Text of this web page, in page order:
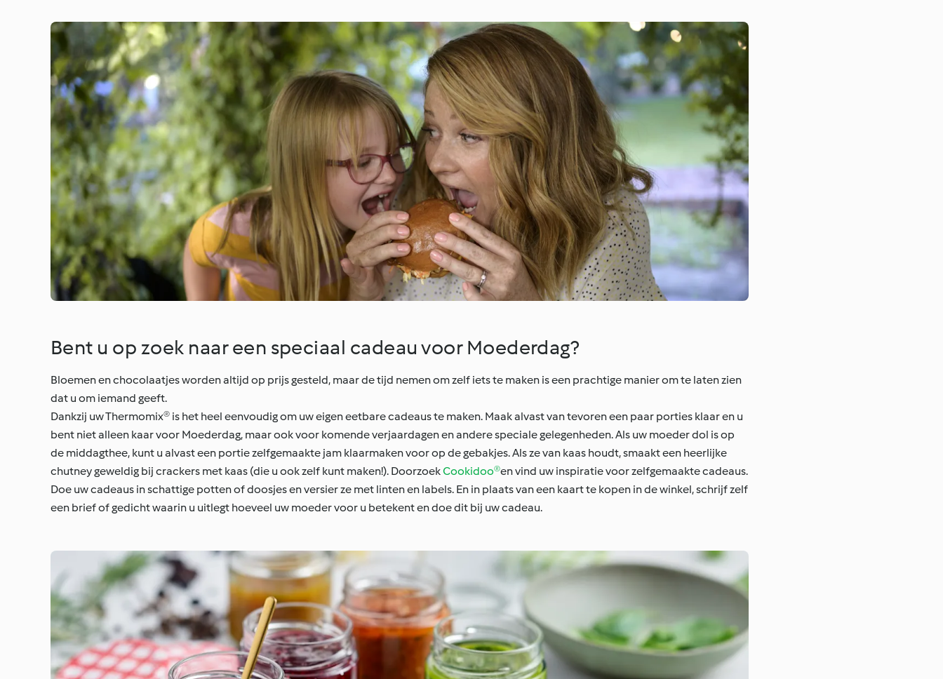
Bent u op zoek naar een speciaal cadeau voor Moederdag?
Bloemen en chocolaatjes worden altijd op prijs gesteld, maar de tijd nemen om zelf iets te maken is een prachtige manier om te laten zien
dat u om iemand geeft.
Dankzij uw Thermomix® is het heel eenvoudig om uw eigen eetbare cadeaus te maken. Maak alvast van tevoren een paar porties klaar en u
bent niet alleen kaar voor Moederdag, maar ook voor komende verjaardagen en andere speciale gelegenheden. Als uw moeder dol is op
de middagthee, kunt u alvast een portie zelfgemaakte jam klaarmaken voor op de gebakjes. Als ze van kaas houdt, smaakt een heerlijke
chutney geweldig bij crackers met kaas (die u ook zelf kunt maken!). DoorzoekCookidoo®en vind uw inspiratie voor zelfgemaakte cadeaus.
Doe uw cadeaus in schattige potten of doosjes en versier ze met linten en labels. En in plaats van een kaart te kopen in de winkel, schrijf zelf
een brief of gedicht waarin u uitlegt hoeveel uw moeder voor u betekent en doe dit bij uw cadeau.